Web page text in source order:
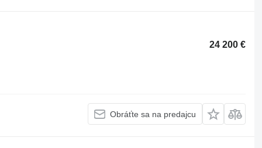
24 200 €
Obráťte sa na predajcu